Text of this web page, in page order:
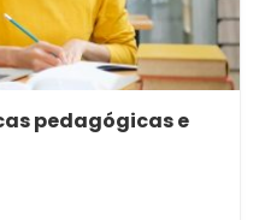
pedagógicas e